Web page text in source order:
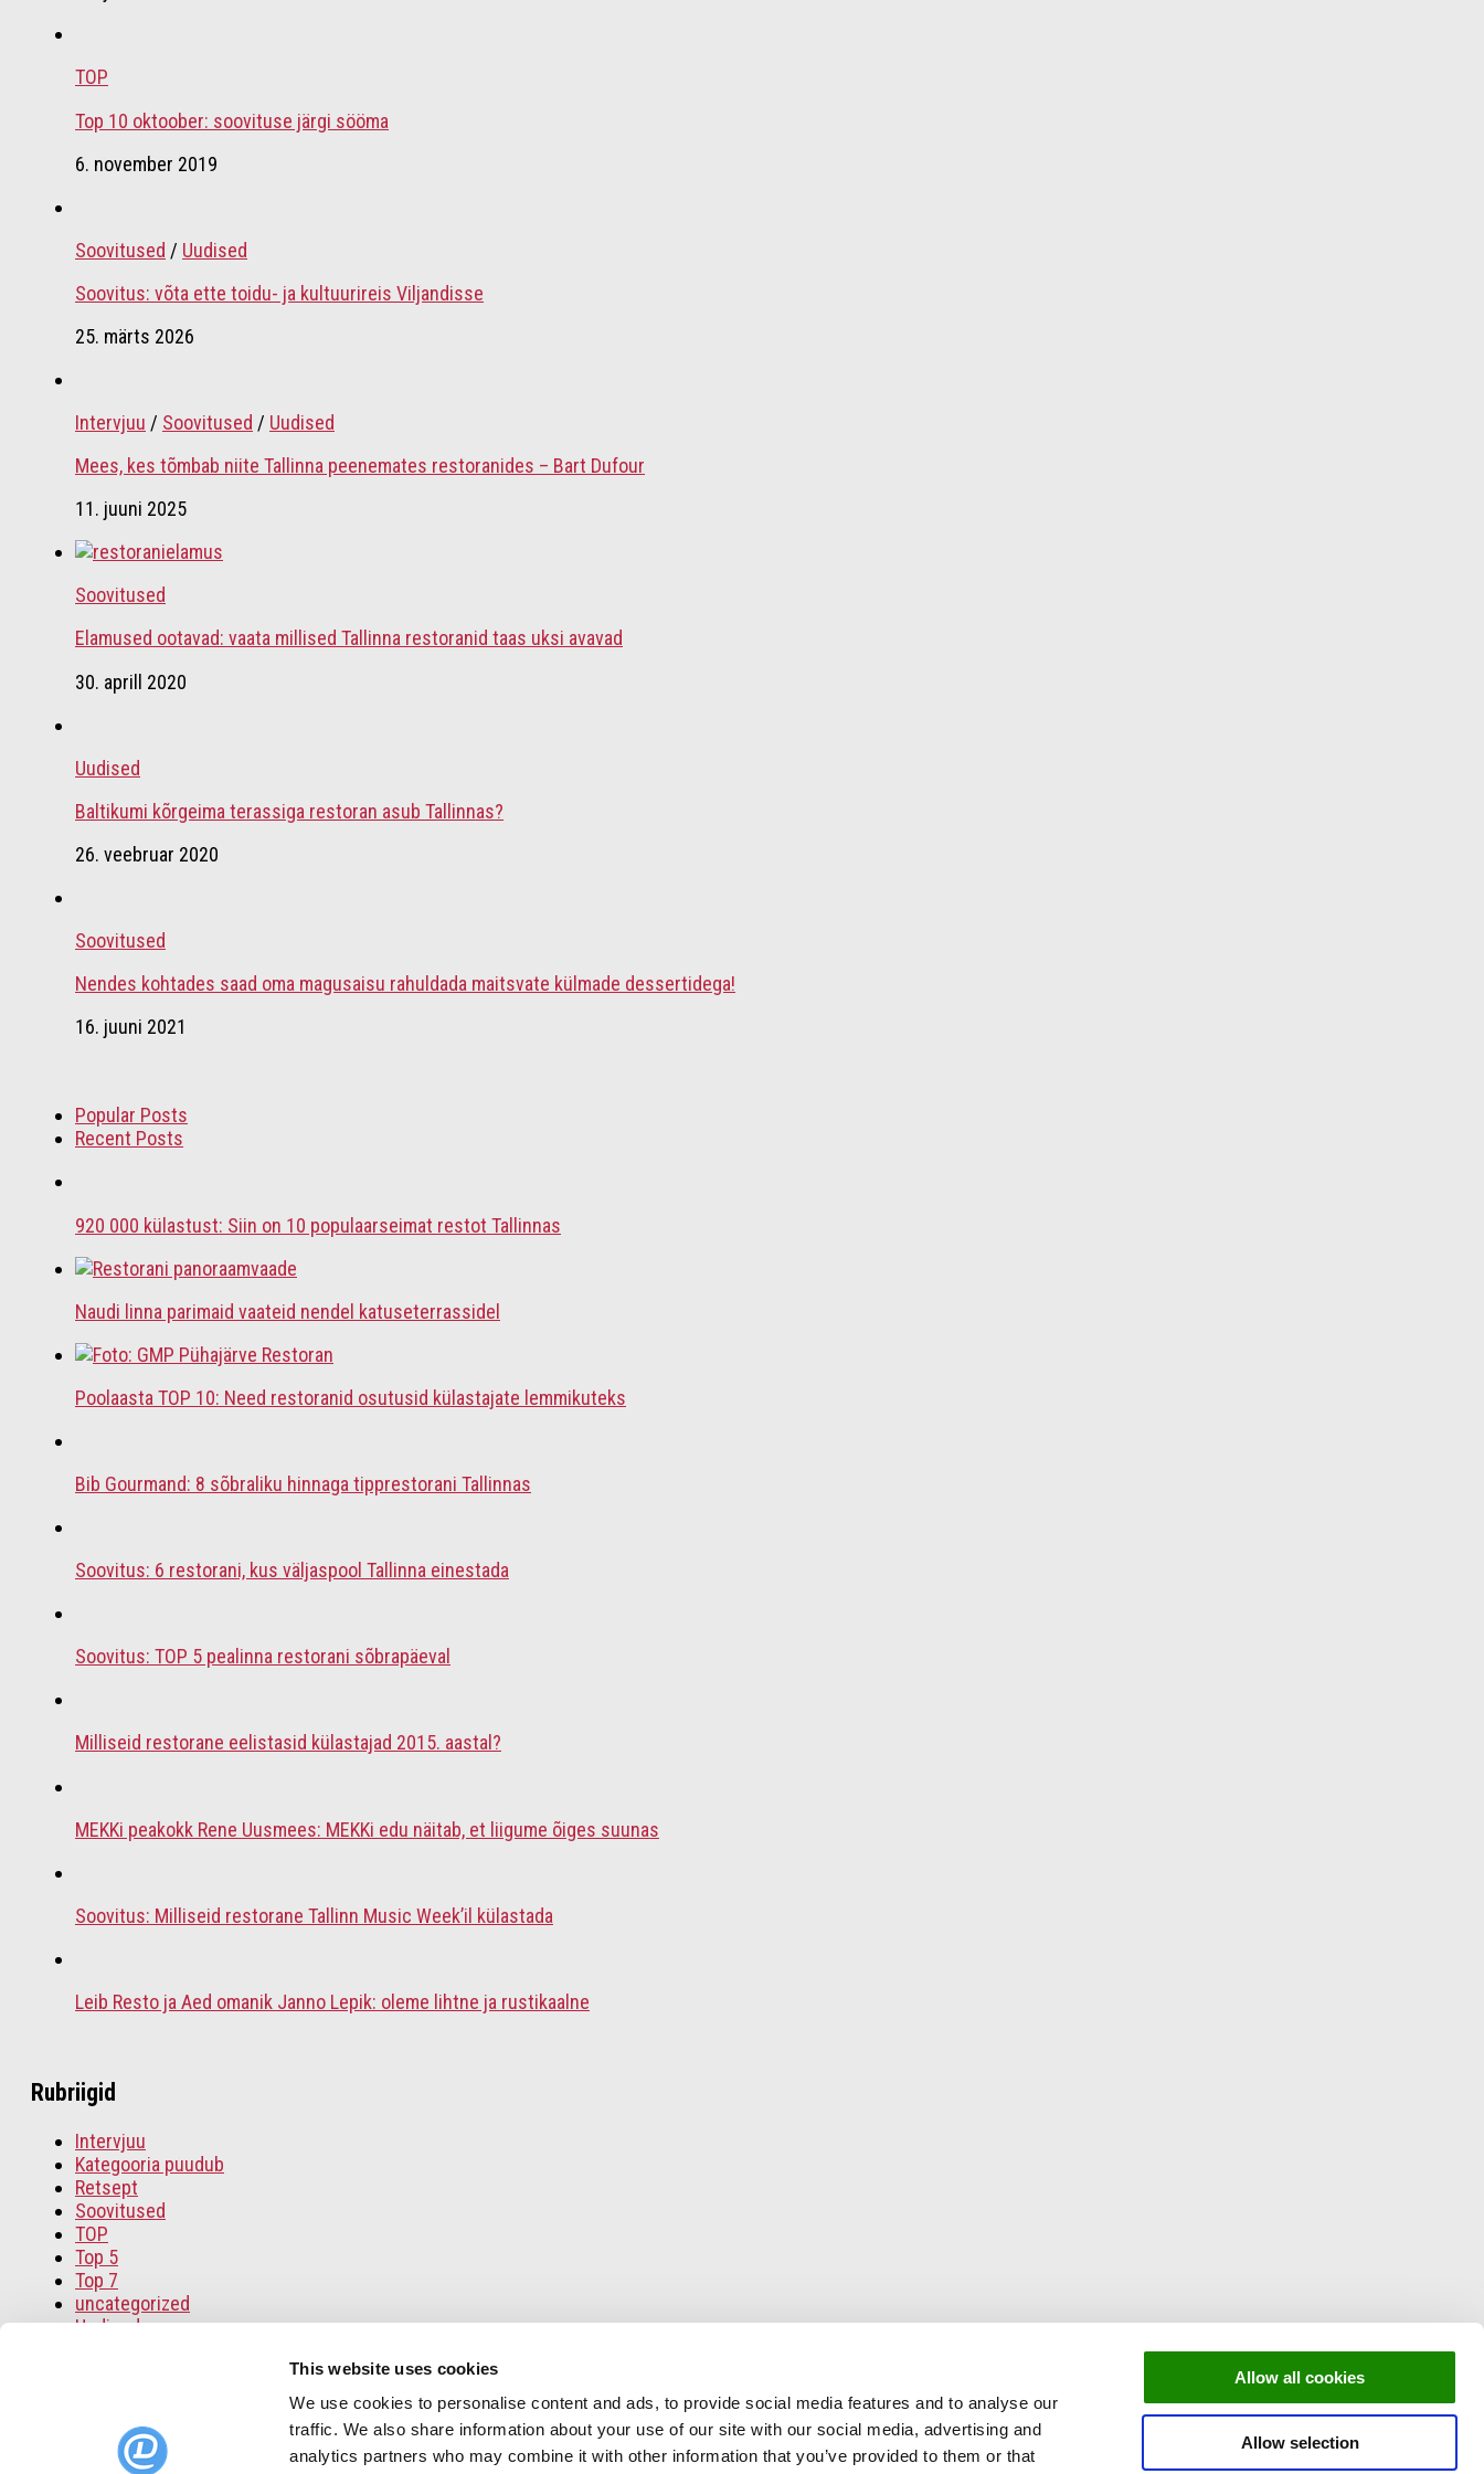
This website uses cookies
We use cookies to personalise content and ads, to provide social media features and to analyse our
traffic. We also share information about your use of our site with our social media, advertising and
analytics partners who may combine it with other information that you’ve provided to them or that
Allow all cookies
Allow selection
TOP
Top 10 oktoober: soovituse järgi sööma
6. november 2019
Soovitused / Uudised
Soovitus: võta ette toidu- ja kultuurireis Viljandisse
25. märts 2026
Intervjuu / Soovitused / Uudised
Mees, kes tõmbab niite Tallinna peenemates restoranides – Bart Dufour
11. juuni 2025
Soovitused
Elamused ootavad: vaata millised Tallinna restoranid taas uksi avavad
30. aprill 2020
Uudised
Baltikumi kõrgeima terassiga restoran asub Tallinnas?
26. veebruar 2020
Soovitused
Nendes kohtades saad oma magusaisu rahuldada maitsvate külmade dessertidega!
16. juuni 2021
Popular Posts
Recent Posts
920 000 külastust: Siin on 10 populaarseimat restot Tallinnas
Naudi linna parimaid vaateid nendel katuseterrassidel
Poolaasta TOP 10: Need restoranid osutusid külastajate lemmikuteks
Bib Gourmand: 8 sõbraliku hinnaga tipprestorani Tallinnas
Soovitus: 6 restorani, kus väljaspool Tallinna einestada
Soovitus: TOP 5 pealinna restorani sõbrapäeval
Milliseid restorane eelistasid külastajad 2015. aastal?
MEKKi peakokk Rene Uusmees: MEKKi edu näitab, et liigume õiges suunas
Soovitus: Milliseid restorane Tallinn Music Week’il külastada
Leib Resto ja Aed omanik Janno Lepik: oleme lihtne ja rustikaalne
Rubriigid
Intervjuu
Kategooria puudub
Retsept
Soovitused
TOP
Top 5
Top 7
uncategorized
Uudised
Broneerimissüsteem tõhusamaks broneeringute haldamiseks